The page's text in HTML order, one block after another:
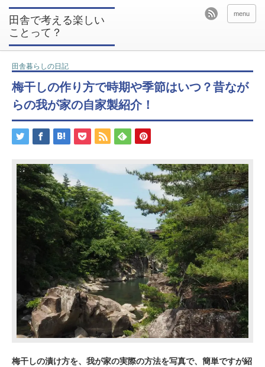
田舎で考える楽しい
ことって？
menu
田舎暮らしの日記
梅干しの作り方で時期や季節はいつ？昔なが
らの我が家の自家製紹介！
梅干しの漬け方を、我が家の実際の方法を写真で、簡単ですが紹